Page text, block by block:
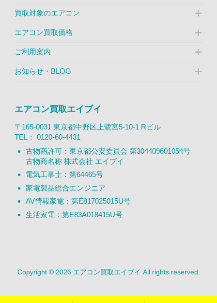
買取対象のエアコン
エアコン買取価格
ご利用案内
お知らせ・BLOG
エアコン買取エイブイ
〒165-0031 東京都中野区上鷺宮5-10-1 Rビル
TEL： 0120-60-4431
古物商許可：東京都公安委員会 第304409601054号
古物商名称 株式会社 エイブイ
電気工事士：第64465号
家電製品総合エンジニア
AV情報家電：第E817025015U号
生活家電：第E83A018415U号
Copyright © 2026 エアコン買取エイブイ All rights reserved.